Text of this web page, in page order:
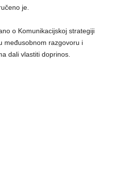
je.
o Komunikacijskoj strategiji
međusobnom razgovoru i
dali vlastiti doprinos.